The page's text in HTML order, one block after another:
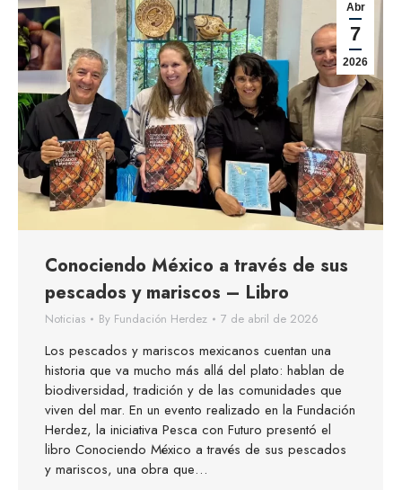
Abr
7
2026
Conociendo México a través de sus
pescados y mariscos – Libro
Noticias By Fundación Herdez 7 de abril de 2026
Los pescados y mariscos mexicanos cuentan una
historia que va mucho más allá del plato: hablan de
biodiversidad, tradición y de las comunidades que
viven del mar. En un evento realizado en la Fundación
Herdez, la iniciativa Pesca con Futuro presentó el
libro Conociendo México a través de sus pescados
y mariscos, una obra que…